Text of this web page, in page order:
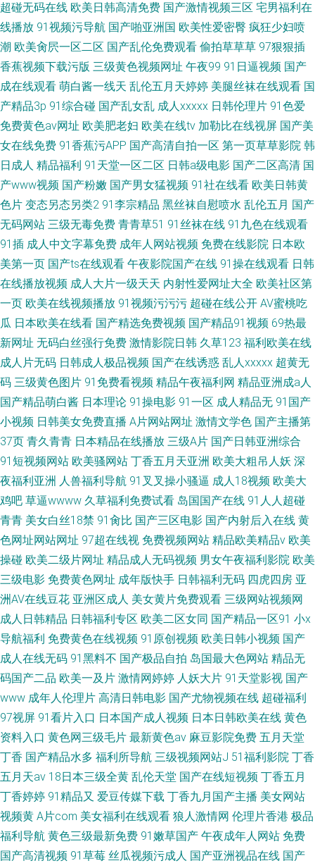
超碰无码在线 欧美日韩高清免费 国产激情视频三区 宅男福利在
线播放 91视频污导航 国产啪亚洲国 欧美性爱密臀 疯狂少妇喷
潮 欧美肏屄一区二区 国产乱伦免费观看 偷拍草草草 97狠狠插
香蕉视频下载污版 三级黄色视频网址 午夜99 91日逼视频 国产
成在线观看 萌白酱一线天 乱伦五月天婷婷 美腿丝袜在线观看 国
产精品3p 91综合碰 国产乱女乱 成人xxxxx 日韩伦理片 91色爱
免费黄色av网址 欧美肥老妇 欧美在线tv 加勒比在线视屏 国产美
女在线免费 91香蕉污APP 国产高清自拍一区 第一页草草影院 韩
日成人 精品福利 91天堂一区二区 日韩a级电影 国产二区高清 国
产www视频 国产粉嫩 国产男女猛视频 91社在线看 欧美日韩黄
色片 变态另态另类2 91李宗精品 黑丝袜自慰喷水 乱伦五月 国产
无码网站 三级无毒免费 青青草51 91丝袜在线 91九色在线观看
91插 成人中文字幕免费 成年人网站视频 免费在线影院 日本欧
美第一页 国产ts在线观看 午夜影院国产在线 91操在线观看 日韩
在线播放视频 成人大片一级天天 内射性爱网址大全 欧美社区第
一页 欧美在线视频播放 91视频污污污 超碰在线公开 AV蜜桃吃
瓜 日本欧美在线看 国产精选免费视频 国产精品91视频 69热最
新网址 无码白丝强行免费 激情影院日韩 久草123 福利欧美在线
成人片无码 日韩成人极品视频 国产在线诱惑 乱人xxxxx 超黄无
码 三级黄色图片 91免费看视频 精品午夜福利网 精品亚洲成a人
国产精品萌白酱 日本理论 91操电影 91一区 成人精品无 91国产
小视频 日韩美女免费直播 A片网站网址 激情文学色 国产主播第
37页 青久青青 日本精品在线播放 三级A片 国产日韩亚洲综合
91短视频网站 欧美骚网站 丁香五月天亚洲 欧美大粗吊人妖 深
夜福利亚洲 人兽福利导航 91叉叉操小骚逼 成人18视频 欧美大
鸡吧 草逼wwww 久草福利免费试看 岛国国产在线 91人人超碰
青青 美女白丝18禁 91肏比 国产三区电影 国产内射后入在线 黄
色网址网站网址 97超在线视 免费视频网站 精品欧美精品v 欧美
操碰 欧美二级片网址 精品成人无码视频 男女午夜福利影院 欧美
三级电影 免费黄色网址 成年版快手 日韩福利无码 四虎四房 亚
洲AV在线豆花 亚洲区成人 美女黄片免费观看 三级网站视频网
成人日韩精品 日韩福利专区 欧美二区女同 国产精品一区91 小x
导航福利 免费黄色在线视频 91原创视频 欧美日韩小视频 国产
成人在线无码 91黑料不 国产极品自拍 岛国最大色网站 精品无
码国产二品 欧美一及片 激情网婷婷 人妖大片 91天堂影视 国产
www 成年人伦理片 高清日韩电影 国产尤物视频在线 超碰福利
97视屏 91看片入口 日本国产成人视频 日本日韩欧美在线 黄色
资料入口 黄色网三级毛片 最新黄色av 麻豆影院免费 五月天堂
丁香 国产精品水多 福利所导航 三级视频网站J 51福利影院 丁香
五月天av 18日本三级全黄 乱伦天堂 国产在线短视频 丁香五月
丁香婷婷 91精品又 爱豆传媒下载 丁香九月国产主播 美女网站
视频黄 A片com 美女福利在线观看 狼人激情网 伦理片香港 极品
福利导航 黄色三级最新免费 91嫩草国产 午夜成年人网站 免费
国产高清视频 91草莓 丝瓜视频污成人 国产亚洲视品在线 国产